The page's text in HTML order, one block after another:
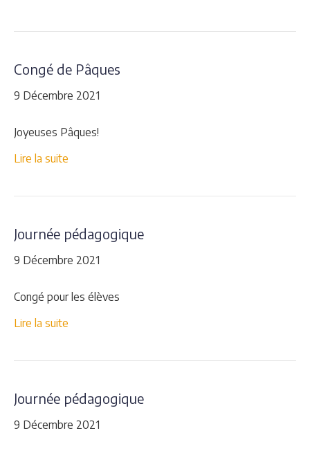
Congé de Pâques
9 Décembre 2021
Joyeuses Pâques!
Lire la suite
Journée pédagogique
9 Décembre 2021
Congé pour les élèves
Lire la suite
Journée pédagogique
9 Décembre 2021